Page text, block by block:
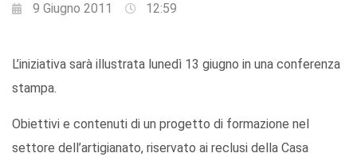
9 Giugno 2011 12:59
L’iniziativa sarà illustrata lunedì 13 giugno in una conferenza
stampa.
Obiettivi e contenuti di un progetto di formazione nel
settore dell’artigianato, riservato ai reclusi della Casa